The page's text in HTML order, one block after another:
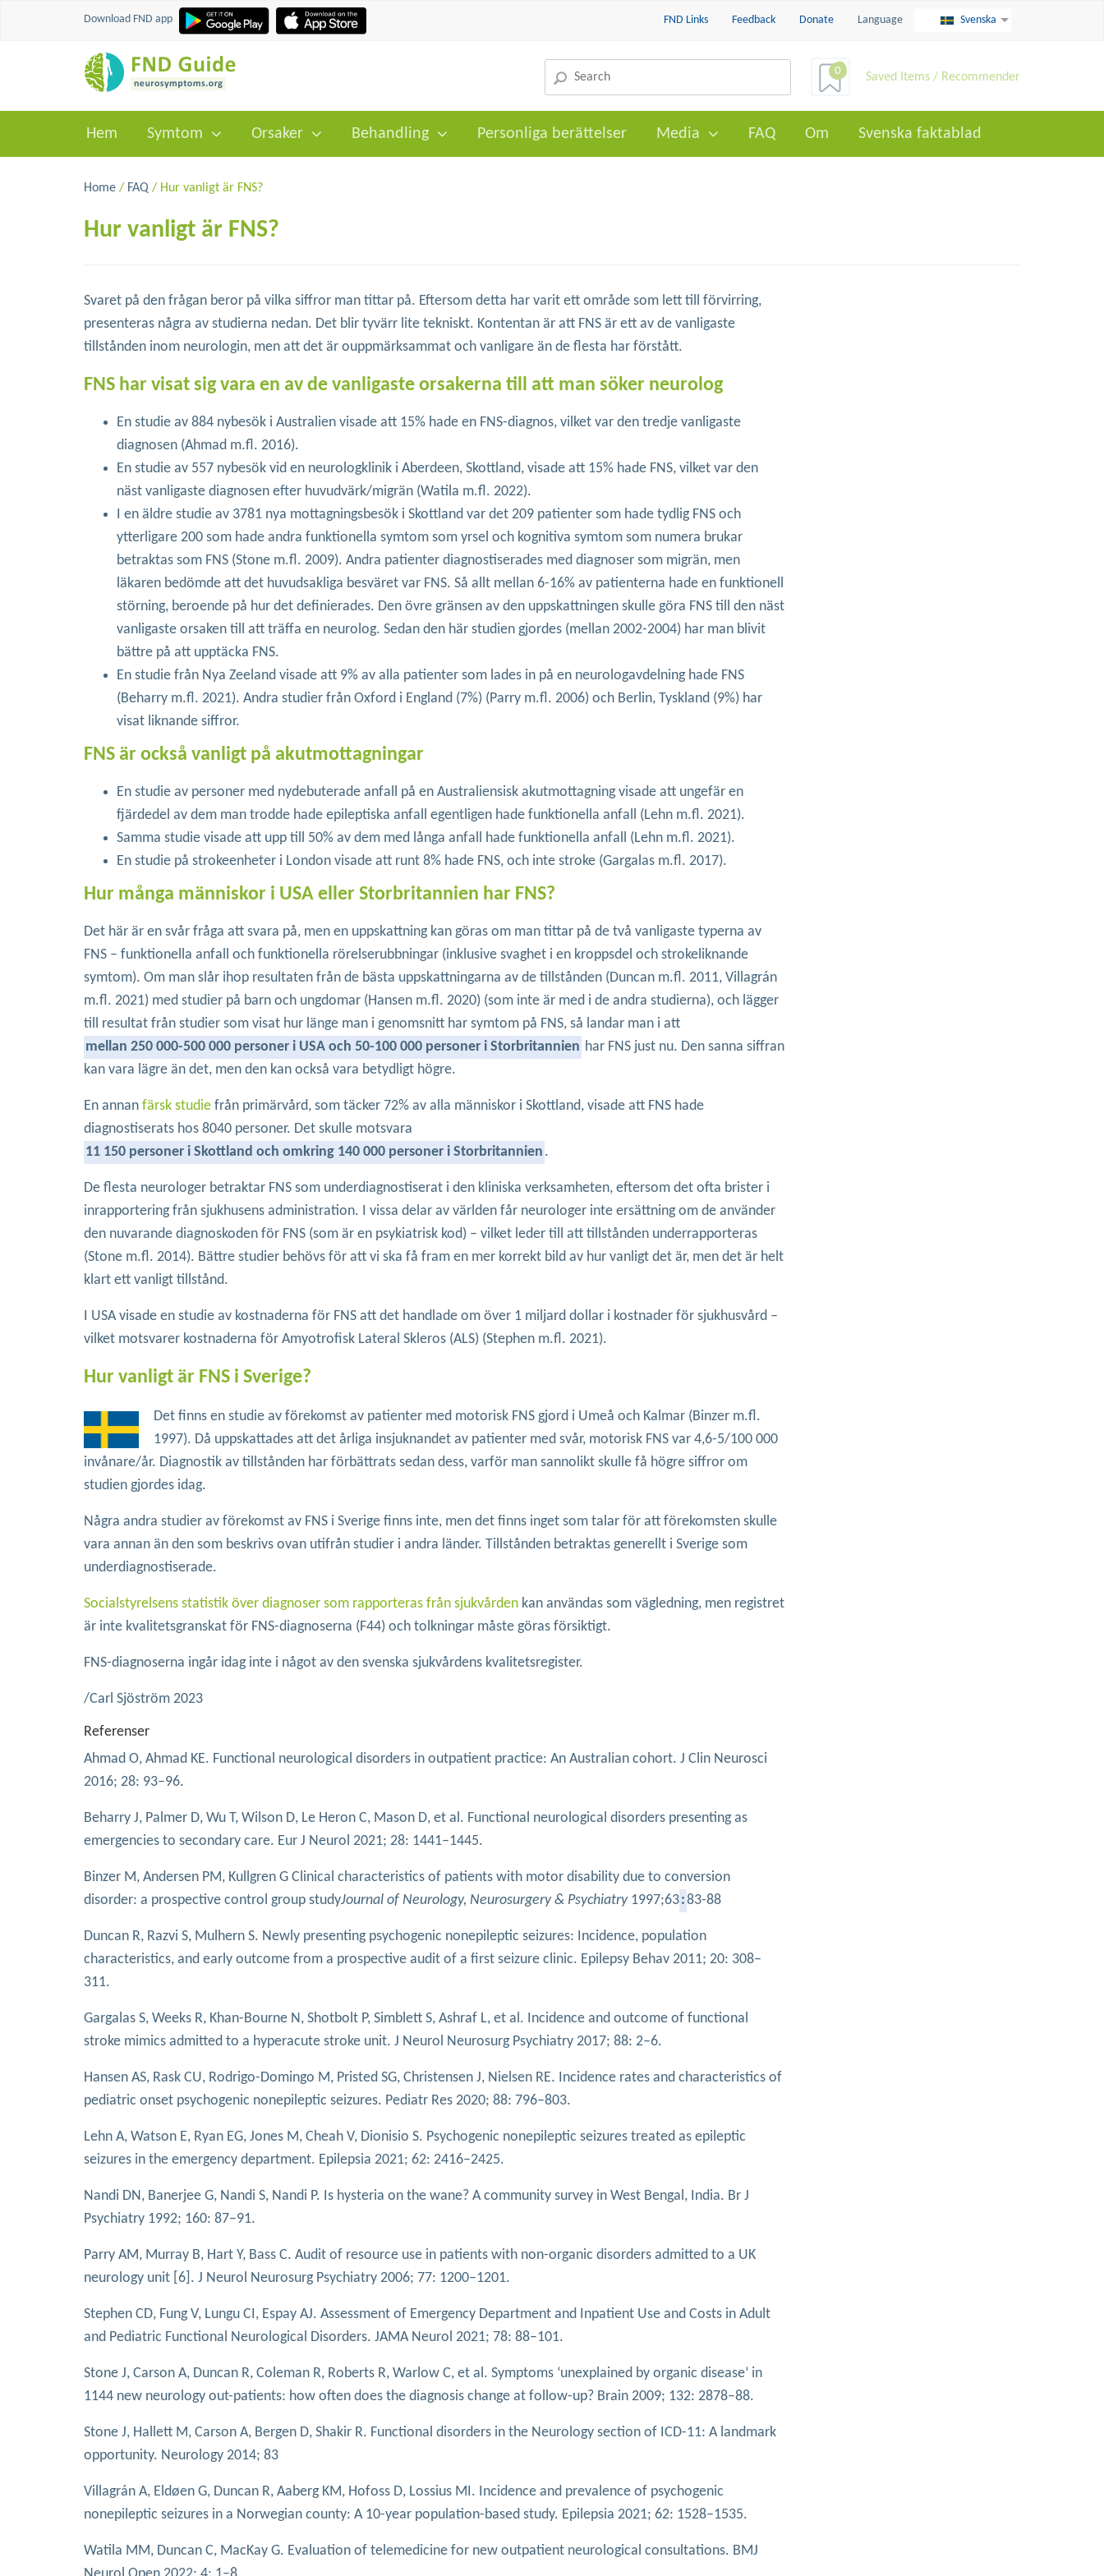
Download FND app FND Links Feedback Donate Language Svenska
0 Saved Items / Recommender
Hem Symtom Orsaker Behandling Personliga berättelser Media FAQ Om Svenska faktablad
Home / FAQ / Hur vanligt är FNS?
Hur vanligt är FNS?
Svaret på den frågan beror på vilka siffror man tittar på. Eftersom detta har varit ett område som lett till förvirring,
presenteras några av studierna nedan. Det blir tyvärr lite tekniskt. Kontentan är att FNS är ett av de vanligaste
tillstånden inom neurologin, men att det är ouppmärksammat och vanligare än de flesta har förstått.
FNS har visat sig vara en av de vanligaste orsakerna till att man söker neurolog
En studie av 884 nybesök i Australien visade att 15% hade en FNS-diagnos, vilket var den tredje vanligaste
diagnosen (Ahmad m.fl. 2016).
En studie av 557 nybesök vid en neurologklinik i Aberdeen, Skottland, visade att 15% hade FNS, vilket var den
näst vanligaste diagnosen efter huvudvärk/migrän (Watila m.fl. 2022).
I en äldre studie av 3781 nya mottagningsbesök i Skottland var det 209 patienter som hade tydlig FNS och
ytterligare 200 som hade andra funktionella symtom som yrsel och kognitiva symtom som numera brukar
betraktas som FNS (Stone m.fl. 2009). Andra patienter diagnostiserades med diagnoser som migrän, men
läkaren bedömde att det huvudsakliga besväret var FNS. Så allt mellan 6-16% av patienterna hade en funktionell
störning, beroende på hur det definierades. Den övre gränsen av den uppskattningen skulle göra FNS till den näst
vanligaste orsaken till att träffa en neurolog. Sedan den här studien gjordes (mellan 2002-2004) har man blivit
bättre på att upptäcka FNS.
En studie från Nya Zeeland visade att 9% av alla patienter som lades in på en neurologavdelning hade FNS
(Beharry m.fl. 2021). Andra studier från Oxford i England (7%) (Parry m.fl. 2006) och Berlin, Tyskland (9%) har
visat liknande siffror.
FNS är också vanligt på akutmottagningar
En studie av personer med nydebuterade anfall på en Australiensisk akutmottagning visade att ungefär en
fjärdedel av dem man trodde hade epileptiska anfall egentligen hade funktionella anfall (Lehn m.fl. 2021).
Samma studie visade att upp till 50% av dem med långa anfall hade funktionella anfall (Lehn m.fl. 2021).
En studie på strokeenheter i London visade att runt 8% hade FNS, och inte stroke (Gargalas m.fl. 2017).
Hur många människor i USA eller Storbritannien har FNS?
Det här är en svår fråga att svara på, men en uppskattning kan göras om man tittar på de två vanligaste typerna av
FNS – funktionella anfall och funktionella rörelserubbningar (inklusive svaghet i en kroppsdel och strokeliknande
symtom). Om man slår ihop resultaten från de bästa uppskattningarna av de tillstånden (Duncan m.fl. 2011, Villagrán
m.fl. 2021) med studier på barn och ungdomar (Hansen m.fl. 2020) (som inte är med i de andra studierna), och lägger
till resultat från studier som visat hur länge man i genomsnitt har symtom på FNS, så landar man i att
mellan 250 000-500 000 personer i USA och 50-100 000 personer i Storbritannien har FNS just nu. Den sanna siffran
kan vara lägre än det, men den kan också vara betydligt högre.
En annan färsk studie från primärvård, som täcker 72% av alla människor i Skottland, visade att FNS hade
diagnostiserats hos 8040 personer. Det skulle motsvara
11 150 personer i Skottland och omkring 140 000 personer i Storbritannien .
De flesta neurologer betraktar FNS som underdiagnostiserat i den kliniska verksamheten, eftersom det ofta brister i
inrapportering från sjukhusens administration. I vissa delar av världen får neurologer inte ersättning om de använder
den nuvarande diagnoskoden för FNS (som är en psykiatrisk kod) – vilket leder till att tillstånden underrapporteras
(Stone m.fl. 2014). Bättre studier behövs för att vi ska få fram en mer korrekt bild av hur vanligt det är, men det är helt
klart ett vanligt tillstånd.
I USA visade en studie av kostnaderna för FNS att det handlade om över 1 miljard dollar i kostnader för sjukhusvård –
vilket motsvarer kostnaderna för Amyotrofisk Lateral Skleros (ALS) (Stephen m.fl. 2021).
Hur vanligt är FNS i Sverige?
Det finns en studie av förekomst av patienter med motorisk FNS gjord i Umeå och Kalmar (Binzer m.fl.
1997). Då uppskattades att det årliga insjuknandet av patienter med svår, motorisk FNS var 4,6-5/100 000
invånare/år. Diagnostik av tillstånden har förbättrats sedan dess, varför man sannolikt skulle få högre siffror om
studien gjordes idag.
Några andra studier av förekomst av FNS i Sverige finns inte, men det finns inget som talar för att förekomsten skulle
vara annan än den som beskrivs ovan utifrån studier i andra länder. Tillstånden betraktas generellt i Sverige som
underdiagnostiserade.
Socialstyrelsens statistik över diagnoser som rapporteras från sjukvården kan användas som vägledning, men registret
är inte kvalitetsgranskat för FNS-diagnoserna (F44) och tolkningar måste göras försiktigt.
FNS-diagnoserna ingår idag inte i något av den svenska sjukvårdens kvalitetsregister.
/Carl Sjöström 2023
Referenser
Ahmad O, Ahmad KE. Functional neurological disorders in outpatient practice: An Australian cohort. J Clin Neurosci
2016; 28: 93–96.
Beharry J, Palmer D, Wu T, Wilson D, Le Heron C, Mason D, et al. Functional neurological disorders presenting as
emergencies to secondary care. Eur J Neurol 2021; 28: 1441–1445.
Binzer M, Andersen PM, Kullgren G Clinical characteristics of patients with motor disability due to conversion
disorder: a prospective control group studyJournal of Neurology, Neurosurgery & Psychiatry 1997;63:83-88
Duncan R, Razvi S, Mulhern S. Newly presenting psychogenic nonepileptic seizures: Incidence, population
characteristics, and early outcome from a prospective audit of a first seizure clinic. Epilepsy Behav 2011; 20: 308–
311.
Gargalas S, Weeks R, Khan-Bourne N, Shotbolt P, Simblett S, Ashraf L, et al. Incidence and outcome of functional
stroke mimics admitted to a hyperacute stroke unit. J Neurol Neurosurg Psychiatry 2017; 88: 2–6.
Hansen AS, Rask CU, Rodrigo-Domingo M, Pristed SG, Christensen J, Nielsen RE. Incidence rates and characteristics of
pediatric onset psychogenic nonepileptic seizures. Pediatr Res 2020; 88: 796–803.
Lehn A, Watson E, Ryan EG, Jones M, Cheah V, Dionisio S. Psychogenic nonepileptic seizures treated as epileptic
seizures in the emergency department. Epilepsia 2021; 62: 2416–2425.
Nandi DN, Banerjee G, Nandi S, Nandi P. Is hysteria on the wane? A community survey in West Bengal, India. Br J
Psychiatry 1992; 160: 87–91.
Parry AM, Murray B, Hart Y, Bass C. Audit of resource use in patients with non-organic disorders admitted to a UK
neurology unit [6]. J Neurol Neurosurg Psychiatry 2006; 77: 1200–1201.
Stephen CD, Fung V, Lungu CI, Espay AJ. Assessment of Emergency Department and Inpatient Use and Costs in Adult
and Pediatric Functional Neurological Disorders. JAMA Neurol 2021; 78: 88–101.
Stone J, Carson A, Duncan R, Coleman R, Roberts R, Warlow C, et al. Symptoms ‘unexplained by organic disease’ in
1144 new neurology out-patients: how often does the diagnosis change at follow-up? Brain 2009; 132: 2878–88.
Stone J, Hallett M, Carson A, Bergen D, Shakir R. Functional disorders in the Neurology section of ICD-11: A landmark
opportunity. Neurology 2014; 83
Villagrán A, Eldøen G, Duncan R, Aaberg KM, Hofoss D, Lossius MI. Incidence and prevalence of psychogenic
nonepileptic seizures in a Norwegian county: A 10-year population-based study. Epilepsia 2021; 62: 1528–1535.
Watila MM, Duncan C, MacKay G. Evaluation of telemedicine for new outpatient neurological consultations. BMJ